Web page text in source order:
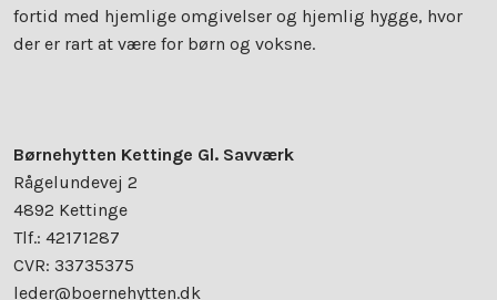
fortid med hjemlige omgivelser og hjemlig hygge, hvor
der er rart at være for børn og voksne.
Børnehytten Kettinge Gl. Savværk
Rågelundevej 2
4892 Kettinge
Tlf.: 42171287
CVR: 33735375
leder@boernehytten.dk